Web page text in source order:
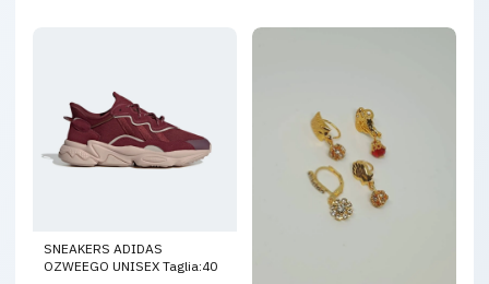
SNEAKERS ADIDAS
OZWEEGO UNISEX Taglia:40